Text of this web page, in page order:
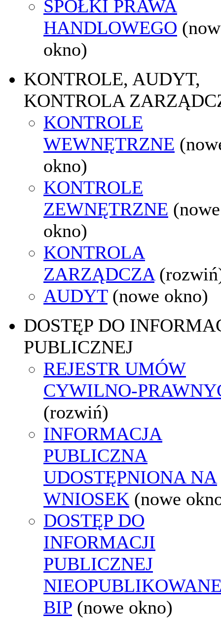
SPÓŁKI PRAWA
HANDLOWEGO
okno)
KONTROLE, AUDYT,
KONTROLA
KONTROLE
WEWNĘTRZNE
okno)
KONTROLE
ZEWNĘTRZNE (nowe
okno)
KONTROLA
ZARZĄDCZA
AUDYT (nowe okno)
DOSTĘP DO
PUBLICZNEJ
REJESTR UMÓW
CYWILNO-
(rozwiń)
INFORMACJA
PUBLICZNA
UDOSTĘPNIONA NA
WNIOSEK (nowe
DOSTĘP DO
INFORMACJI
PUBLICZNEJ
BIP (nowe okno)